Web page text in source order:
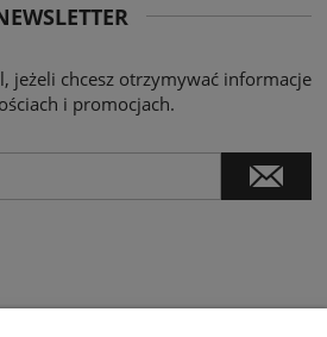
jeżeli chcesz otrzymywać informacje
i promocjach.